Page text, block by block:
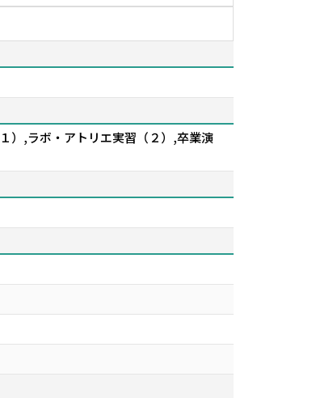
）,ラボ・アトリエ実習（２）,卒業演